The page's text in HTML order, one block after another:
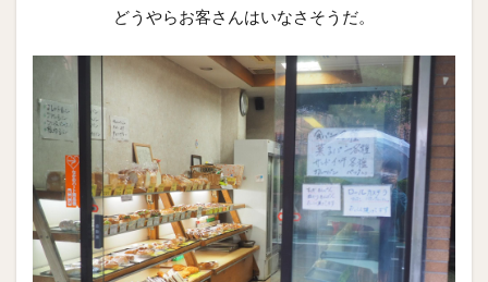
どうやらお客さんはいなさそうだ。